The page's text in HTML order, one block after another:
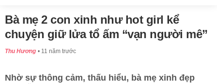
Bà mẹ 2 con xinh như hot girl kể
chuyện giữ lửa tổ ấm “vạn người mê”
Thu Hương 11 năm trước
Nhờ sự thông cảm, thấu hiểu, bà mẹ xinh đẹp